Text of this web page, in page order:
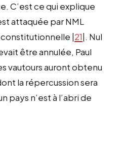
C’est ce qui explique
attaquée par NML
|21|. Nul
être annulée, Paul
vautours auront obtenu
la répercussion sera
pays n’est à l’abri de